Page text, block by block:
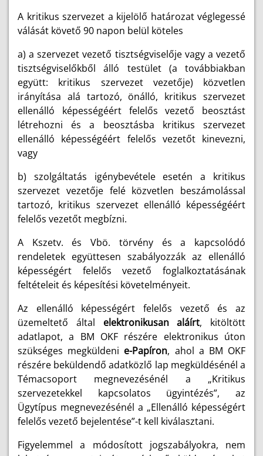
A kritikus szervezet a kijelölő határozat véglegessé
válását követő 90 napon belül köteles
a) a szervezet vezető tisztségviselője vagy a vezető
tisztségviselőkből álló testület (a továbbiakban
együtt: kritikus szervezet vezetője) közvetlen
irányítása alá tartozó, önálló, kritikus szervezet
ellenálló képességéért felelős vezető beosztást
létrehozni és a beosztásba kritikus szervezet
ellenálló képességéért felelős vezetőt kinevezni,
vagy
b) szolgáltatás igénybevétele esetén a kritikus
szervezet vezetője felé közvetlen beszámolással
tartozó, kritikus szervezet ellenálló képességéért
felelős vezetőt megbízni.
A Kszetv. és Vbö. törvény és a kapcsolódó
rendeletek együttesen szabályozzák az ellenálló
képességért felelős vezető foglalkoztatásának
feltételeit és képesítési követelményeit.
Az ellenálló képességért felelős vezető és az
üzemeltető által elektronikusan aláírt, kitöltött
adatlapot, a BM OKF részére elektronikus úton
szükséges megküldeni e-Papíron, ahol a BM OKF
részére beküldendő adatközlő lap megküldésénél a
Témacsoport megnevezésénél a „Kritikus
szervezetekkel kapcsolatos ügyintézés”, az
Ügytípus megnevezésénél a „Ellenálló képességért
felelős vezető bejelentése”-t kell kiválasztani.
Figyelemmel a módosított jogszabályokra, nem